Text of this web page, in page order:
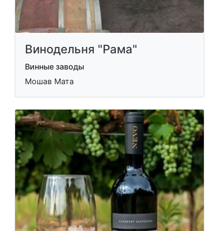
Винодельня "Рама"
Винные заводы
Мошав Мата